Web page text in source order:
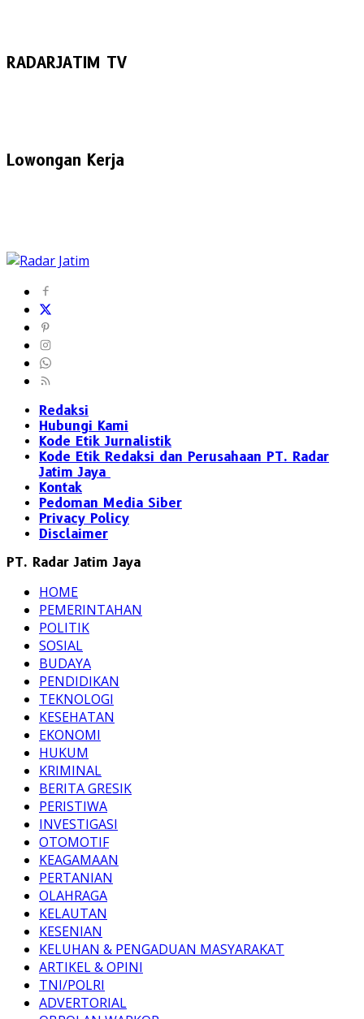
RADARJATIM TV
Lowongan Kerja
Redaksi
Hubungi Kami
Kode Etik Jurnalistik
Kode Etik Redaksi dan Perusahaan PT. Radar
Jatim Jaya
Kontak
Pedoman Media Siber
Privacy Policy
Disclaimer
PT. Radar Jatim Jaya
HOME
PEMERINTAHAN
POLITIK
SOSIAL
BUDAYA
PENDIDIKAN
TEKNOLOGI
KESEHATAN
EKONOMI
HUKUM
KRIMINAL
BERITA GRESIK
PERISTIWA
INVESTIGASI
OTOMOTIF
KEAGAMAAN
PERTANIAN
OLAHRAGA
KELAUTAN
KESENIAN
KELUHAN & PENGADUAN MASYARAKAT
ARTIKEL & OPINI
TNI/POLRI
ADVERTORIAL